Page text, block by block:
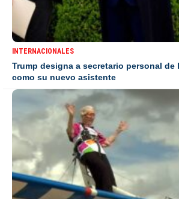
INTERNACIONALES
Trump designa a secretario personal de
como su nuevo asistente